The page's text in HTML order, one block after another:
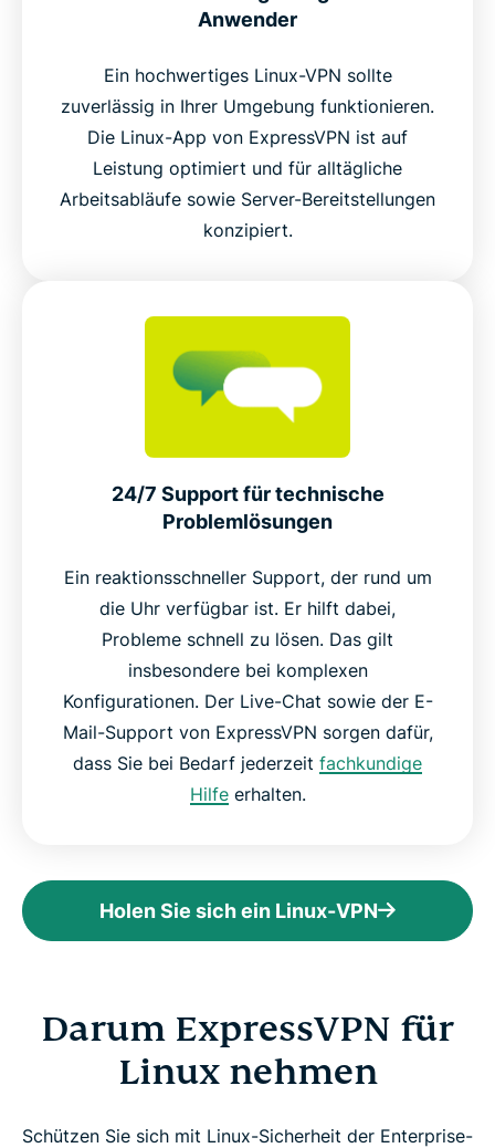
Anwender
Ein hochwertiges Linux-VPN sollte
zuverlässig in Ihrer Umgebung funktionieren.
Die Linux-App von ExpressVPN ist auf
Leistung optimiert und für alltägliche
Arbeitsabläufe sowie Server-Bereitstellungen
konzipiert.
24/7 Support für technische
Problemlösungen
Ein reaktionsschneller Support, der rund um
die Uhr verfügbar ist. Er hilft dabei,
Probleme schnell zu lösen. Das gilt
insbesondere bei komplexen
Konfigurationen. Der Live-Chat sowie der E-
Mail-Support von ExpressVPN sorgen dafür,
dass Sie bei Bedarf jederzeit fachkundige
Hilfeerhalten.
Holen Sie sich ein Linux-VPN
Darum ExpressVPN für
Linux nehmen
Schützen Sie sich mit Linux-Sicherheit der Enterprise-